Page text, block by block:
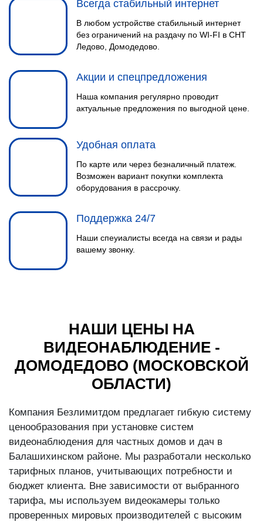
Всегда стабильный интернет
В любом устройстве стабильный интернет
без ограничений на раздачу по WI-FI в СНТ
Ледово, Домодедово.
Акции и спецпредложения
Наша компания регулярно проводит
актуальные предложения по выгодной цене.
Удобная оплата
По карте или через безналичный платеж.
Возможен вариант покупки комплекта
оборудования в рассрочку.
Поддержка 24/7
Наши спеуиалисты всегда на связи и рады
вашему звонку.
НАШИ ЦЕНЫ НА
ВИДЕОНАБЛЮДЕНИЕ -
ДОМОДЕДОВО (МОСКОВСКОЙ
ОБЛАСТИ)
Компания Безлимитдом предлагает гибкую систему
ценообразования при установке систем
видеонаблюдения для частных домов и дач в
Балашихинском районе. Мы разработали несколько
тарифных планов, учитывающих потребности и
бюджет клиента. Вне зависимости от выбранного
тарифа, мы используем видеокамеры только
проверенных мировых производителей с высоким